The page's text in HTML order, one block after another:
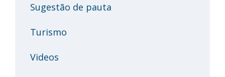
Sugestão de pauta
Turismo
Videos